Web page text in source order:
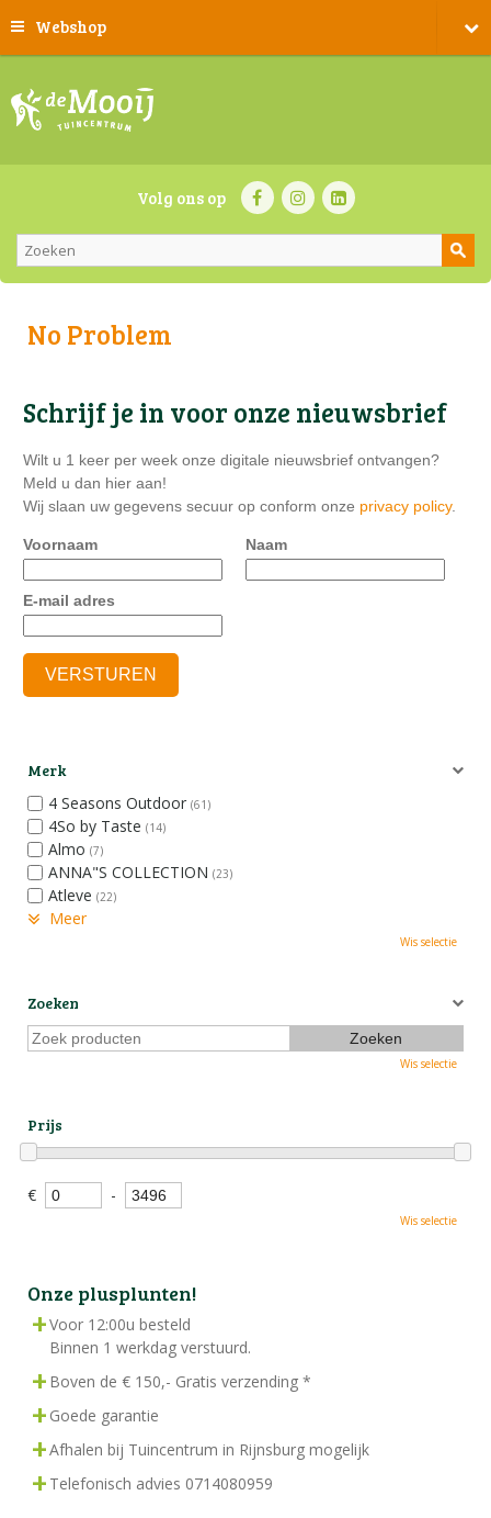
Webshop
Volg ons op
No Problem
Schrijf je in voor onze nieuwsbrief
Wilt u 1 keer per week onze digitale nieuwsbrief ontvangen?
Meld u dan hier aan!
Wij slaan uw gegevens secuur op conform onze privacy policy.
Voornaam Naam
E-mail adres
Merk
4 Seasons Outdoor (61)
4So by Taste (14)
Almo (7)
ANNA"S COLLECTION (23)
Atleve (22)
Meer
Wis selectie
Zoeken
Wis selectie
Prijs
€ -
Wis selectie
Onze plusplunten!
Voor 12:00u besteld
Binnen 1 werkdag verstuurd.
Boven de € 150,- Gratis verzending *
Goede garantie
Afhalen bij Tuincentrum in Rijnsburg mogelijk
Telefonisch advies 0714080959